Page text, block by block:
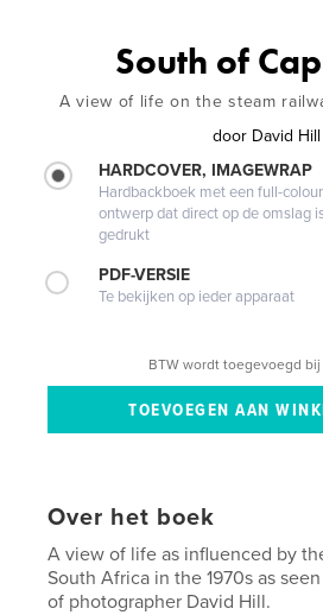
South of
A view of life on the steam
door David Hill
HARDCOVER, IMAGEWRAP
Hardbackboek met een full-colour
ontwerp dat direct op de omslag
gedrukt
PDF-VERSIE
Te bekijken op ieder apparaat
BTW wordt toegevoegd bij
Over het boek
A view of life as influenced by
South Africa in the 1970s as
of photographer David Hill.